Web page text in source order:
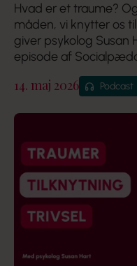
Hvad er et traume?
måden, vi knytter os
giver psykolog Susan
episode af
14. maj 2026 Podcast